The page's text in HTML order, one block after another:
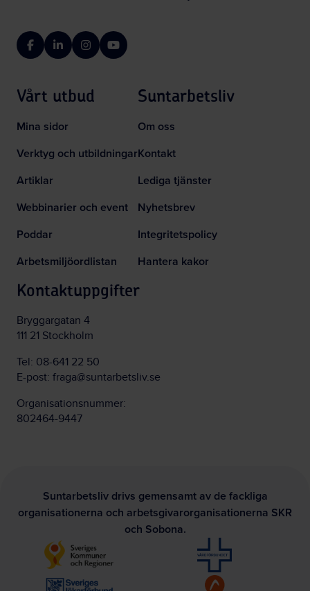
FacebookLinkedInInstagramYouTube
Vårt utbud
Mina sidor
Verktyg och utbildningar
Artiklar
Webbinarier och event
Poddar
Arbetsmiljöordlistan
Suntarbetsliv
Om oss
Kontakt
Lediga tjänster
Nyhetsbrev
Integritetspolicy
Hantera kakor
Kontaktuppgifter
Bryggargatan 4
111 21 Stockholm
Tel: 08-641 22 50
E-post: fraga@suntarbetsliv.se
Organisationsnummer:
802464-9447
Suntarbetsliv drivs gemensamt av de fackliga
organisationerna och arbetsgivarorganisationerna SKR
och Sobona.